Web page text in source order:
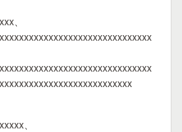
、
、